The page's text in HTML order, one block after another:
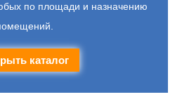
по площади и назначению
каталог